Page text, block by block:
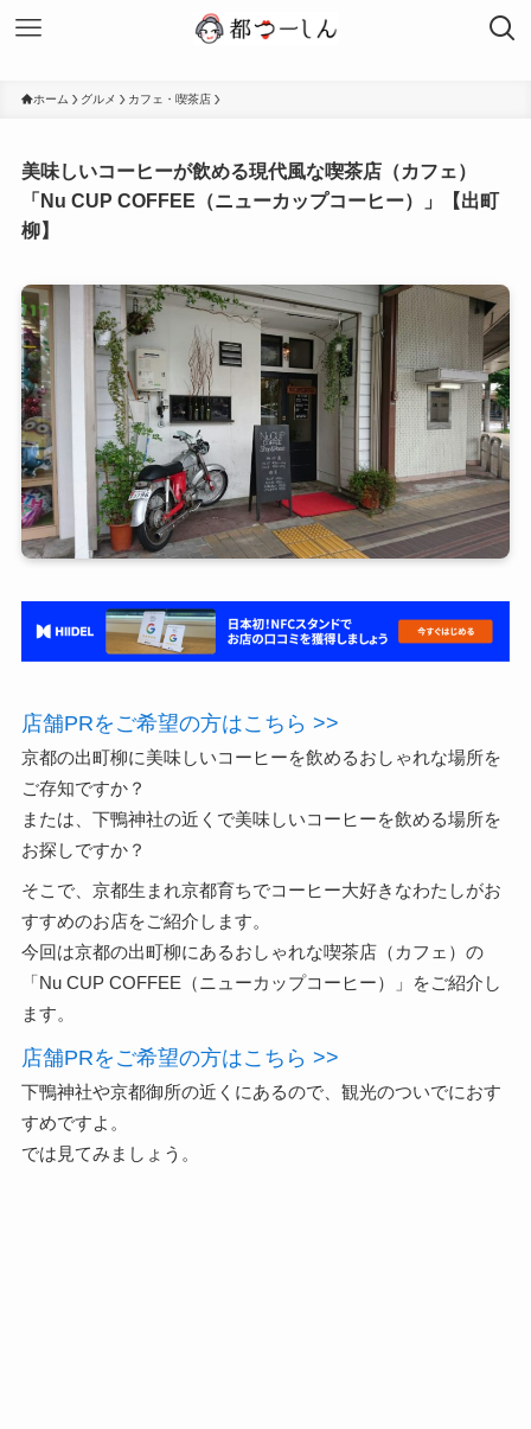
ホーム グルメ カフェ・喫茶店
美味しいコーヒーが飲める現代風な喫茶店（カフェ）
「Nu CUP COFFEE（ニューカップコーヒー）」【出町
柳】
店舗PRをご希望の方はこちら >>
京都の出町柳に美味しいコーヒーを飲めるおしゃれな場所を
ご存知ですか？
または、下鴨神社の近くで美味しいコーヒーを飲める場所を
お探しですか？
そこで、京都生まれ京都育ちでコーヒー大好きなわたしがお
すすめのお店をご紹介します。
今回は京都の出町柳にあるおしゃれな喫茶店（カフェ）の
「Nu CUP COFFEE（ニューカップコーヒー）」をご紹介し
ます。
店舗PRをご希望の方はこちら >>
下鴨神社や京都御所の近くにあるので、観光のついでにおす
すめですよ。
では見てみましょう。